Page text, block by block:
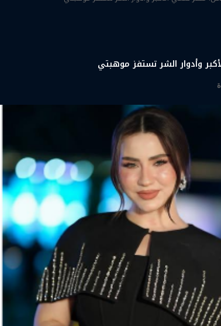
وأدوار الشر تستفز موهبتي